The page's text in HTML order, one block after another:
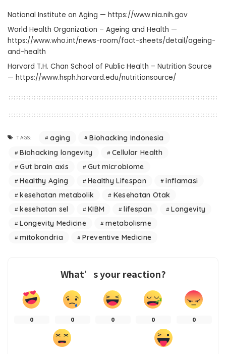
National Institute on Aging — https://www.nia.nih.gov
World Health Organization – Ageing and Health —
https://www.who.int/news-room/fact-sheets/detail/ageing-
and-health
Harvard T.H. Chan School of Public Health – Nutrition Source
— https://www.hsph.harvard.edu/nutritionsource/
TAGS: aging
Biohacking Indonesia
Biohacking longevity
Cellular Health
Gut brain axis
Gut microbiome
Healthy Aging
Healthy Lifespan
inflamasi
kesehatan metabolik
Kesehatan Otak
kesehatan sel
KIBM lifespan
Longevity
Longevity Medicine
metabolisme
mitokondria
Preventive Medicine
What’s your reaction?
0 0 0 0 0